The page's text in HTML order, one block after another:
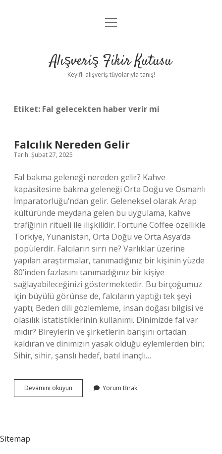
Anasayfa
Yasal Uyarı
menüyü
Alışveriş Fikir Kutusu
Keyifli alışveriş tüyolarıyla tanış!
Etiket: Fal gelecekten haber verir mi
Falcılık Nereden Gelir
Tarih: Şubat 27, 2025
Fal bakma geleneği nereden gelir? Kahve
kapasitesine bakma geleneği Orta Doğu ve Osmanlı
İmparatorluğu’ndan gelir. Geleneksel olarak Arap
kültüründe meydana gelen bu uygulama, kahve
trafiğinin ritüeli ile ilişkilidir. Fortune Coffee özellikle
Torkiye, Yunanistan, Orta Doğu ve Orta Asya’da
popülerdir. Falcıların sırrı ne? Varlıklar üzerine
yapılan araştırmalar, tanımadığınız bir kişinin yüzde
80’inden fazlasını tanımadığınız bir kişiye
sağlayabileceğinizi göstermektedir. Bu birçoğumuz
için büyülü görünse de, falcıların yaptığı tek şeyi
yaptı; Beden dili gözlemleme, insan doğası bilgisi ve
olasılık istatistiklerinin kullanımı. Dinimizde fal var
mıdır? Bireylerin ve şirketlerin barışını ortadan
kaldıran ve dinimizin yasak olduğu eylemlerden biri;
Sihir, sihir, şanslı hedef, batıl inançlı…
Devamını okuyun
Nereden
Yorum Bırak
Sitemap